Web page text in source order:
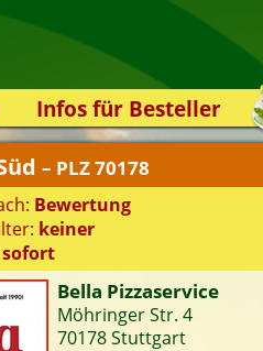
Infos für Besteller
Lieferservice-App
Weiterempfehlen
Newsletter
Sicherheit
Kontakt
– PLZ 70178
Bewertung
keiner
sofort
Bella Pizzaservice
Möhringer Str. 4
70178 Stuttgart